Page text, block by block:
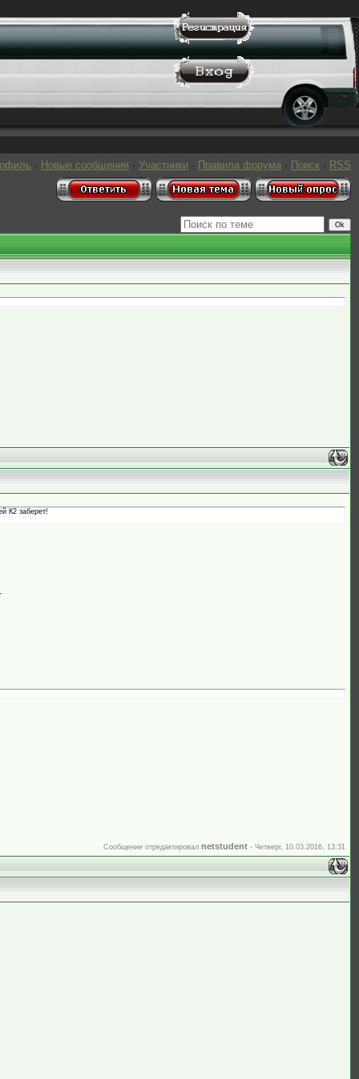
· Новые сообщения · Участники · Правила форума · Поиск · RSS
К2 заберет!
Сообщение отредактировал netstudent - Четверг, 10.03.2016, 13:31